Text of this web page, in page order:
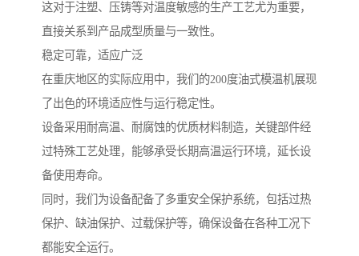
这对于注塑、压铸等对温度敏感的生产工艺尤为重要，
直接关系到产品成型质量与一致性。
稳定可靠，适应广泛
在重庆地区的实际应用中，我们的200度油式模温机展现
了出色的环境适应性与运行稳定性。
设备采用耐高温、耐腐蚀的优质材料制造，关键部件经
过特殊工艺处理，能够承受长期高温运行环境，延长设
备使用寿命。
同时，我们为设备配备了多重安全保护系统，包括过热
保护、缺油保护、过载保护等，确保设备在各种工况下
都能安全运行。